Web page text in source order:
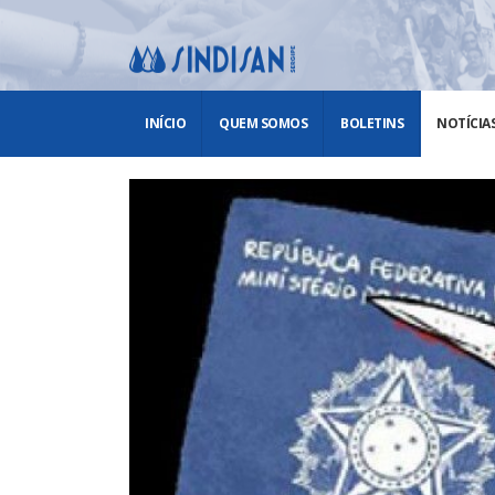
INÍCIO QUEM SOMOS BOLETINS